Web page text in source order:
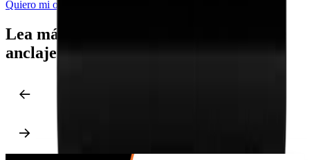
Quiero mi oferta de anclaje
Lea más sobre las opciones de diseño de
anclaje en IDEA StatiCa